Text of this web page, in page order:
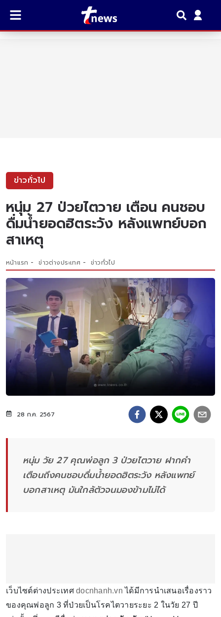
ข่าวทั่วไป
หนุ่ม 27 ป่วยไตวาย เตือน คนชอบ
ดื่มน้ำยอดฮิตระวัง หลังแพทย์บอก
สาเหตุ
หน้าแรก ข่าวต่างประเทศ ข่าวทั่วไป
28 ก.ค. 2567
หนุ่ม วัย 27 คุณพ่อลูก 3 ป่วยไตวาย ฝากคำ
เตือนถึงคนชอบดื่มน้ำยอดฮิตระวัง หลังแพทย์
บอกสาเหตุ มันใกล้ตัวจนมองข้ามไม่ได้
เว็บไซต์ต่างประเทศ docnhanh.vnได้มีการนำเสนอเรื่องราว
ของคุณพ่อลูก 3 ที่ป่วยเป็นโรคไตวายระยะ 2 ในวัย 27 ปี